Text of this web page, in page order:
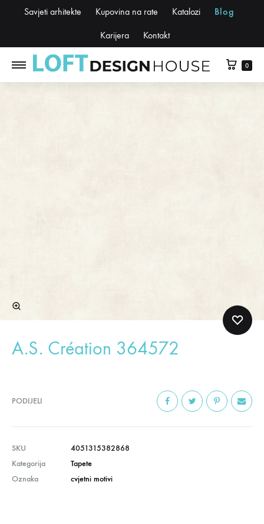
Savjeti arhitekte Kupovina na rate Katalozi Blog
Karijera Kontakt
0
A.S. Création 364572
PODIJELI
SKU
4051315382868
Kategorija
Tapete
Oznaka
cvjetni motivi